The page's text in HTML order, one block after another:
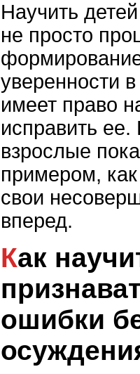
Научить
не просто
уверенности
имеет право
исправить
взрослые
примером,
свои
вперед.
Как научить ребенка
ошибки